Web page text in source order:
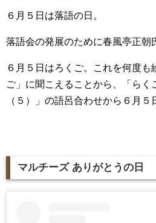
６月５日は落語の日。
落語会の発展のために春風亭正朝
６月５日はろくご。これを何度も
ご」に聞こえることから、「ら
（５）」の語呂合わせから６月５
マルチーズ ありがとうの日